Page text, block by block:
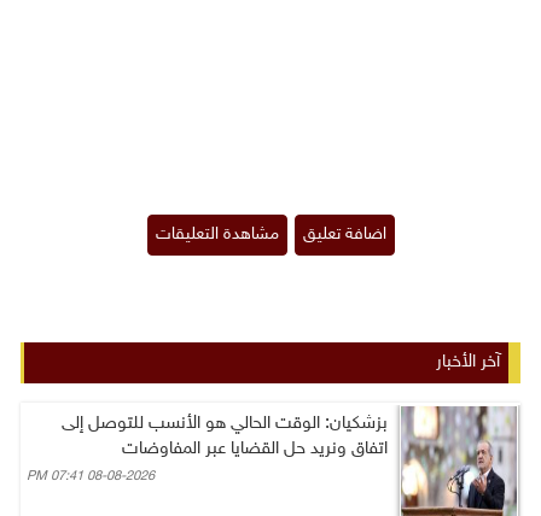
آخر الأخبار
بزشكيان: الوقت الحالي هو الأنسب للتوصل إلى
اتفاق ونريد حل القضايا عبر المفاوضات
08-08-2026 07:41 PM